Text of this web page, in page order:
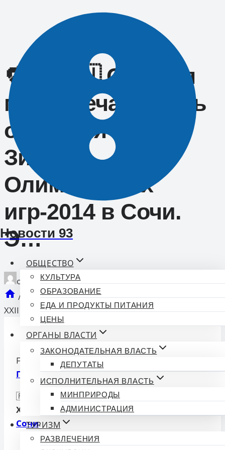
содержимому
Новости 93
ОБЩЕСТВО
КУЛЬТУРА
ОБРАЗОВАНИЕ
ЕДА И ПРОДУКТЫ ПИТАНИЯ
ЦЕНЫ
ОРГАНЫ ВЛАСТИ
ЗАКОНОДАТЕЛЬНАЯ ВЛАСТЬ
ДЕПУТАТЫ
ИСПОЛНИТЕЛЬНАЯ ВЛАСТЬ
МИНПРИРОДЫ
АДМИНИСТРАЦИЯ
ТУРИЗМ
РАЗВЛЕЧЕНИЯ
🔁🖼 🇷🇺 Сегодня
мы отмечаем день
открытия XXII
Зимних
Олимпийских
игр-2014 в Сочи.
Э…
опубликован
07.02.2025 12:01
/
🔁🖼 🇷🇺 Сегодня мы отмечаем день открытия
XXII Зимних Олимпийских игр-2014 в Сочи. Э…
Forwarded FromМэр Сочи Андрей
Прошунин
🇷🇺
Сегодня мы отмечаем день открытия
XXII Зимних Олимпийских игр-2014 в
Сочи.
Смотрите Все АктуальныеНовости.